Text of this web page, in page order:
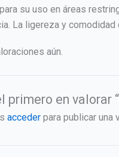
su uso en áreas
La ligereza y
aún.
primero en valorar
accederpara publicar una